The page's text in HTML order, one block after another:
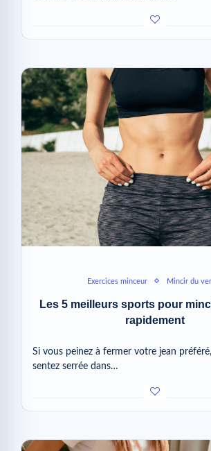
Exercices minceur Mincir du
Les 5 meilleurs sports pour
rapidement
Si vous peinez à fermer votre jean
sentez serrée dans…